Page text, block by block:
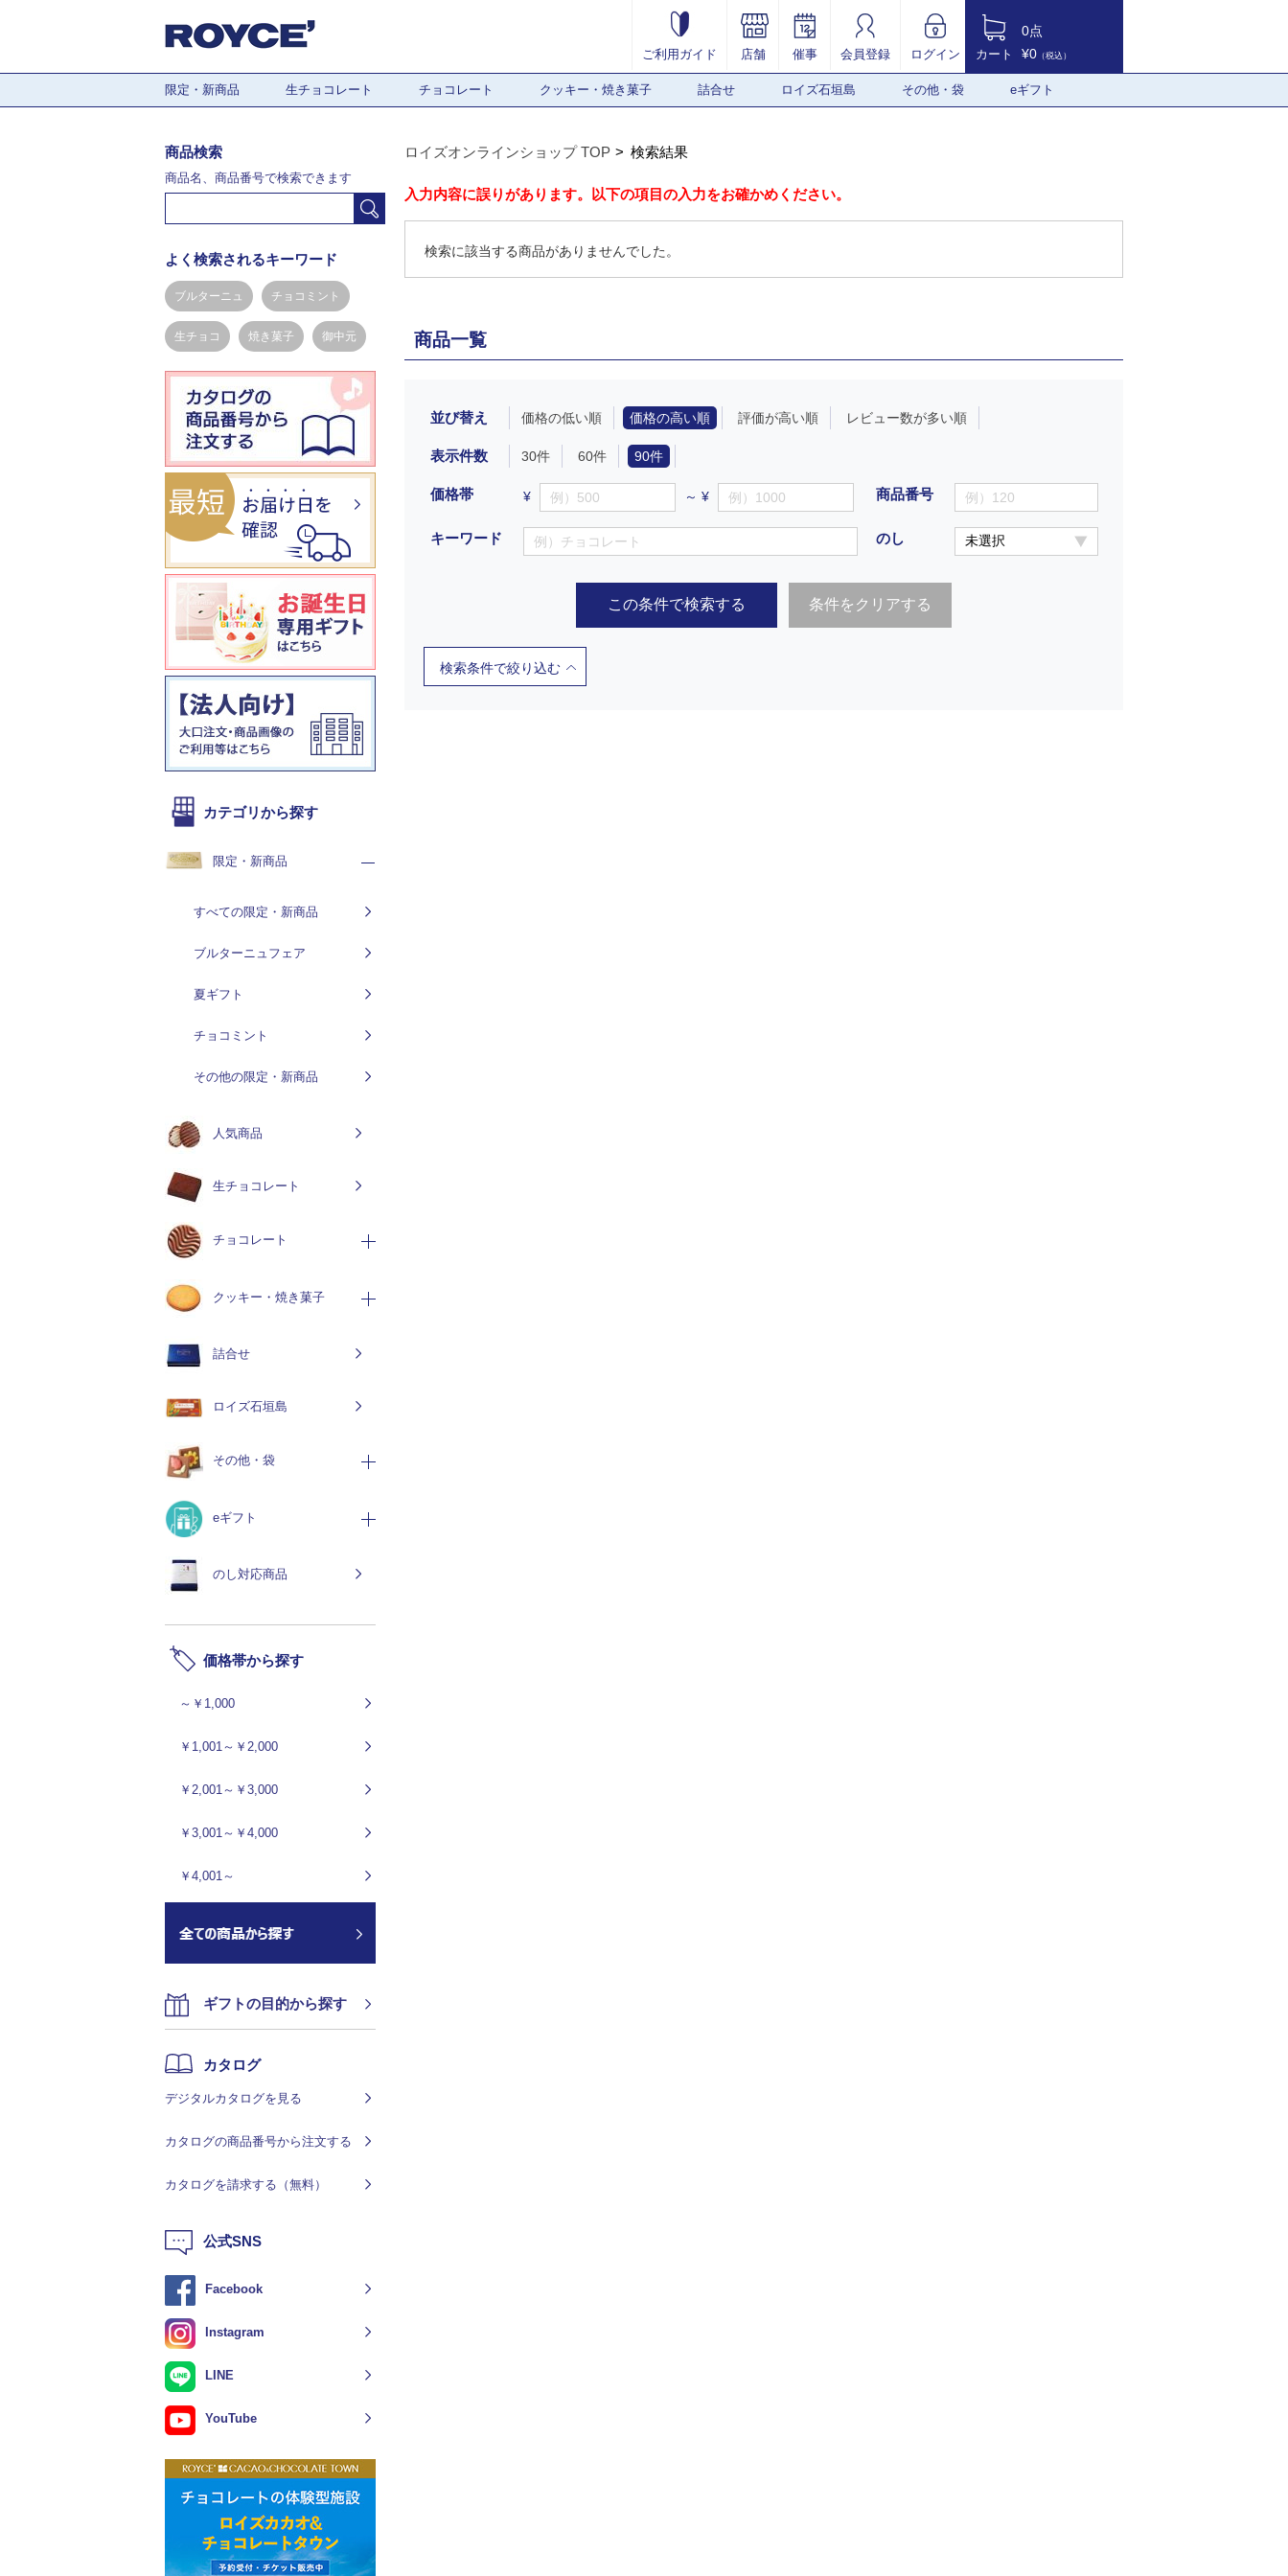
ご利用ガイド 店舗 催事 会員登録 ログイン カート
0点
¥0 （税込）
限定・新商品 生チョコレート チョコレート クッキー・焼き菓子 詰合せ ロイズ石垣島 その他・袋 eギフト
ロイズオンラインショップ TOP 検索結果
入力内容に誤りがあります。以下の項目の入力をお確かめください。
検索に該当する商品がありませんでした。
商品一覧
並び替え 価格の低い順 価格の高い順 評価が高い順 レビュー数が多い順
表示件数 30件 60件 90件
価格帯 ¥ ～ ¥
キーワード
商品番号
のし
この条件で検索する 条件をクリアする
検索条件で絞り込む
商品検索
商品名、商品番号で検索できます
よく検索されるキーワード
ブルターニュ チョコミント
生チョコ 焼き菓子 御中元
カテゴリから探す
限定・新商品
すべての限定・新商品
ブルターニュフェア
夏ギフト
チョコミント
その他の限定・新商品
人気商品
生チョコレート
チョコレート
クッキー・焼き菓子
詰合せ
ロイズ石垣島
その他・袋
eギフト
のし対応商品
価格帯から探す
～￥1,000
￥1,001～￥2,000
￥2,001～￥3,000
￥3,001～￥4,000
￥4,001～
ギフトの目的から探す
カタログ
デジタルカタログを見る
カタログの商品番号から注文する
カタログを請求する（無料）
公式SNS
Facebook
Instagram
LINE
YouTube